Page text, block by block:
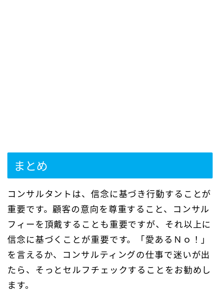
まとめ
コンサルタントは、信念に基づき行動することが
重要です。顧客の意向を尊重すること、コンサル
フィーを頂戴することも重要ですが、それ以上に
信念に基づくことが重要です。「愛あるＮｏ！」
を言えるか、コンサルティングの仕事で迷いが出
たら、そっとセルフチェックすることをお勧めし
ます。